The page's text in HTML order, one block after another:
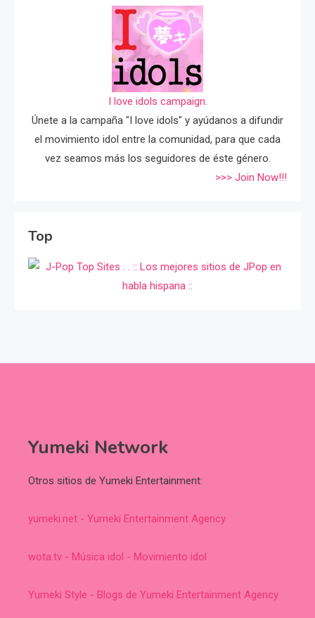
I love idols campaign.
Únete a la campaña "I love idols" y ayúdanos a difundir
el movimiento idol entre la comunidad, para que cada
vez seamos más los seguidores de éste género.
>>> Join Now!!!
Top
Yumeki Network
Otros sitios de Yumeki Entertainment:
yumeki.net - Yumeki Entertainment Agency
wota.tv - Música idol - Movimiento idol
Yumeki Style - Blogs de Yumeki Entertainment Agency